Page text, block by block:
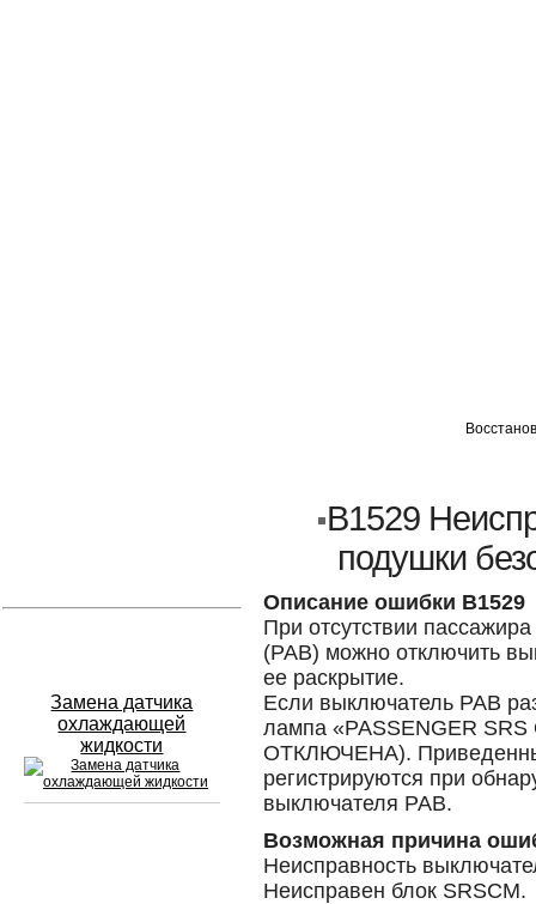
Замена датчика
охлаждающей
жидкости
B1529
подушки
Описание ошибки B1529
При отсутствии
(PAB) можно отключить
ее раскрытие.
Если выключатель PAB
лампа «PASSENGER
ОТКЛЮЧЕНА).
регистрируются при
выключателя PAB.
Возможная причина
Неисправность
Неисправен блок SRSCM.